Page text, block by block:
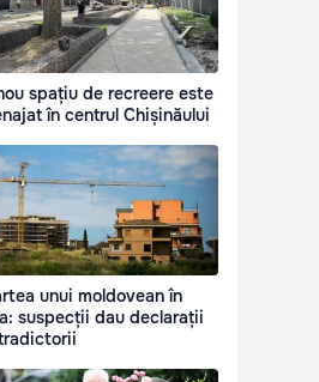
spațiu de recreere este
în centrul Chișinăului
unui moldovean în
suspecții dau declarații